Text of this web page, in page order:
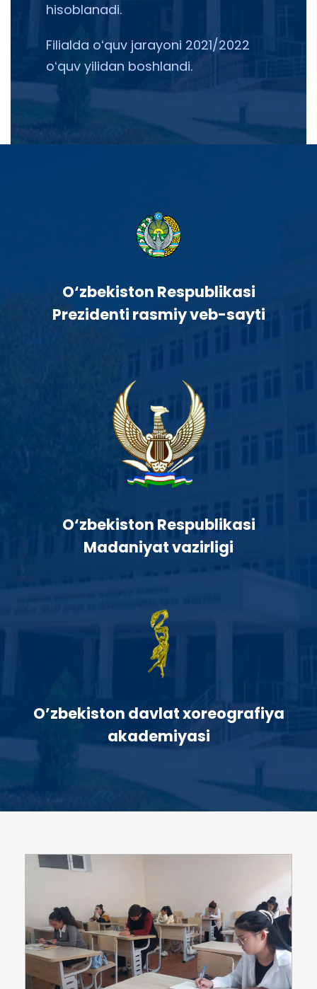
hisoblanadi.
Filialda oʻquv jarayoni 2021/2022
oʻquv yilidan boshlandi.
O‘zbekiston Respublikasi
Prezidenti rasmiy veb-sayti
O‘zbekiston Respublikasi
Madaniyat vazirligi
O’zbekiston davlat xoreografiya
akademiyasi